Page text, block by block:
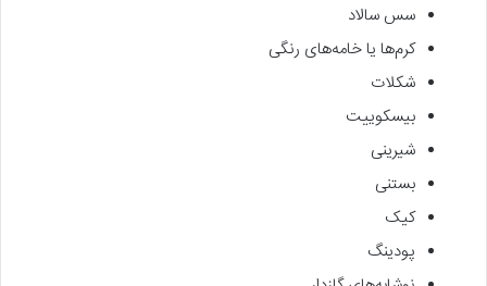
سس سالاد
کرم‎‌ها یا خامه‌های رنگی
شکلات
بیسکوییت
شیرینی
بستنی
کیک
پودینگ